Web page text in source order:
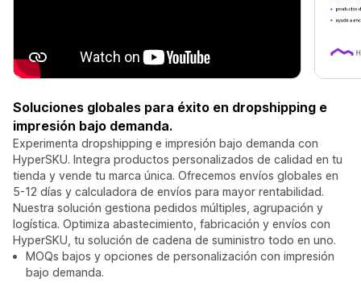
Soluciones globales para éxito en dropshipping e
impresión bajo demanda.
Experimenta dropshipping e impresión bajo demanda con
HyperSKU. Integra productos personalizados de calidad en tu
tienda y vende tu marca única. Ofrecemos envíos globales en
5-12 días y calculadora de envíos para mayor rentabilidad.
Nuestra solución gestiona pedidos múltiples, agrupación y
logística. Optimiza abastecimiento, fabricación y envíos con
HyperSKU, tu solución de cadena de suministro todo en uno.
MOQs bajos y opciones de personalización con impresión
bajo demanda.